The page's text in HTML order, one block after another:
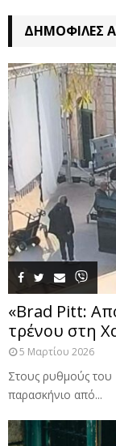
ΔΗΜΟΦΙΛΈΣ
«Brad Pitt:
τρένου στη
5 Μαρτίου 2026
Στους ρυθμούς
παρασκήνιο από...